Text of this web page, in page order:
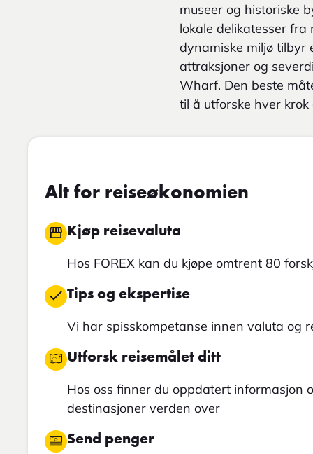
museer og historiske
lokale delikatesser
dynamiske miljø tilbyr
attraksjoner og
Wharf. Den beste
til å utforske hver krok
Alt for reiseøkonomien
Kjøp reisevaluta
Hos FOREX kan du kjøpe omtrent 80
Tips og ekspertise
Vi har spisskompetanse innen valuta og
Utforsk reisemålet ditt
Hos oss finner du oppdatert informasjon
destinasjoner verden over
Send penger